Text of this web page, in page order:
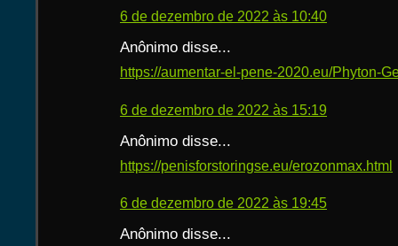
6 de dezembro de 2022 às 10:40
Anônimo disse...
https://aumentar-el-pene-2020.eu/Phyton-
6 de dezembro de 2022 às 15:19
Anônimo disse...
https://penisforstoringse.eu/erozonmax.html
6 de dezembro de 2022 às 19:45
Anônimo disse...